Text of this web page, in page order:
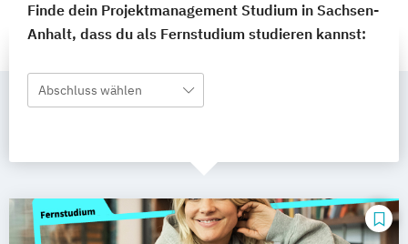
Finde dein Projektmanagement Studium in Sachsen-
Anhalt, dass du als Fernstudium studieren kannst:
Abschluss wählen